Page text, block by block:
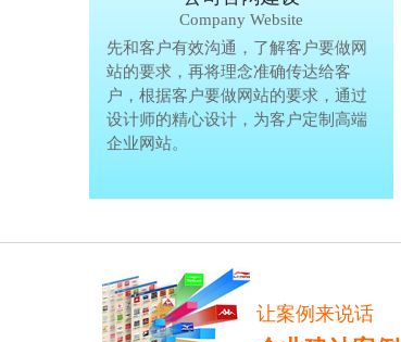
Company Website
先和客户有效沟通，了解客户要做网
站的要求，再将理念准确传达给客
户，根据客户要做网站的要求，通过
设计师的精心设计，为客户定制高端
企业网站。
让案例来说话